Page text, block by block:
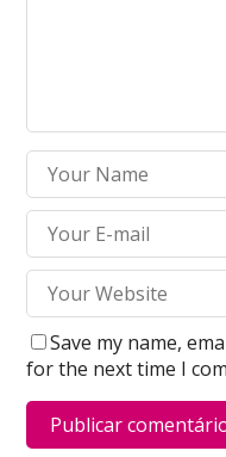
Save my name,
for the next time I